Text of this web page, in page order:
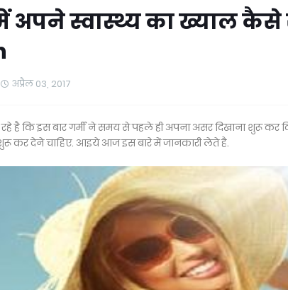
में अपने स्वास्थ्य का ख्याल
अप्रैल 03, 2017
है कि इस बार गर्मी ने समय से पहले ही अपना असर दिखाना शुरू कर
शुरू कर देने चाहिए. आइये आज इस बारे में जानकारी लेते है.